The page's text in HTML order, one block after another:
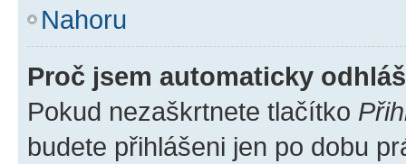
Nahoru
Proč jsem automaticky
Pokud nezaškrtnete tlačítko
budete přihlášeni jen po dobu